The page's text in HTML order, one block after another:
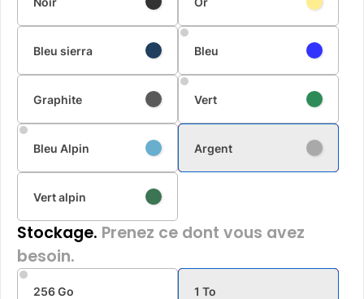
Bleu sierra Bleu
Graphite Vert
Bleu Alpin Argent
Vert alpin
Stockage. Prenez ce dont vous avez
besoin.
256 Go 1 To